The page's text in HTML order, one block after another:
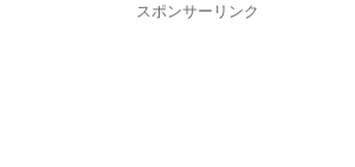
スポンサーリンク